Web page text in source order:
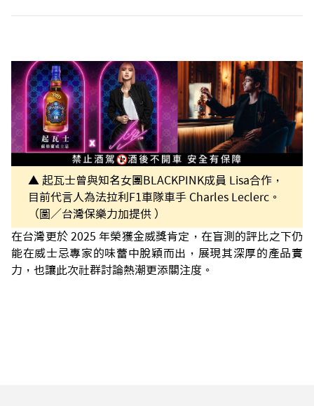
▲ 起瓦士曾與知名女團BLACKPINK成員 Lisa合作，
目前代言人為法拉利F1車隊車手 Charles Leclerc。
（圖／台灣保樂力加提供 ）
在台灣更於 2025 年榮獲金威獎肯定，在盲測的評比之下仍
能在威士忌專家的味蕾中脫穎而出，展現其深厚的產品實
力，也讓此次社群討論熱潮更添關注度。